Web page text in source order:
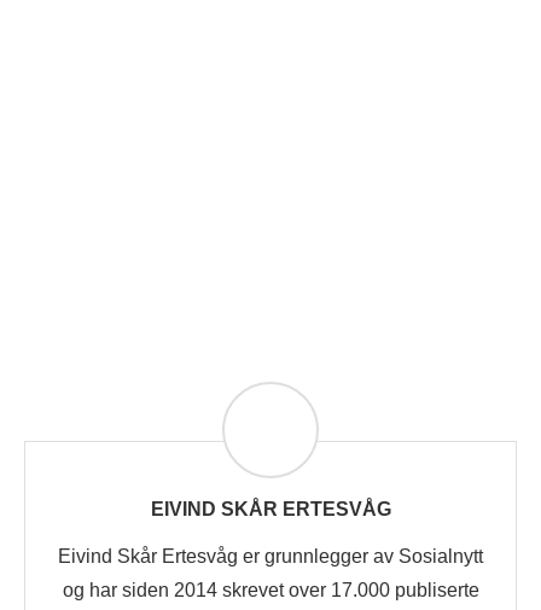
EIVIND SKÅR ERTESVÅG
Eivind Skår Ertesvåg er grunnlegger av Sosialnytt
og har siden 2014 skrevet over 17.000 publiserte